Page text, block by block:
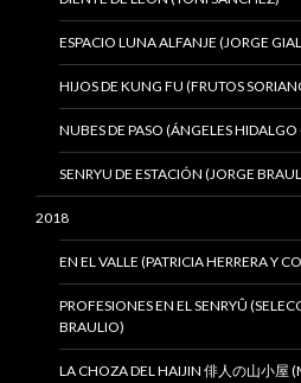
ESPACIO LUNA ALFANJE (JORGE
HIJOS DE KUNG FU (FRUTOS
NUBES DE PASO (ÁNGELES
SENRYU DE ESTACIÓN (JORGE
2018
EN EL VALLE (PATRICIA HERRERA Y
PROFESIONES EN EL SENRYÛ
BRAULIO)
LA CHOZA DEL HAIJIN 俳人の山小屋